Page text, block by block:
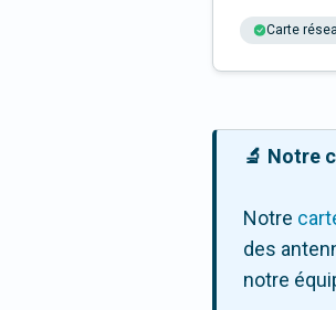
Carte
🔬 Notre
Notre
des
notre